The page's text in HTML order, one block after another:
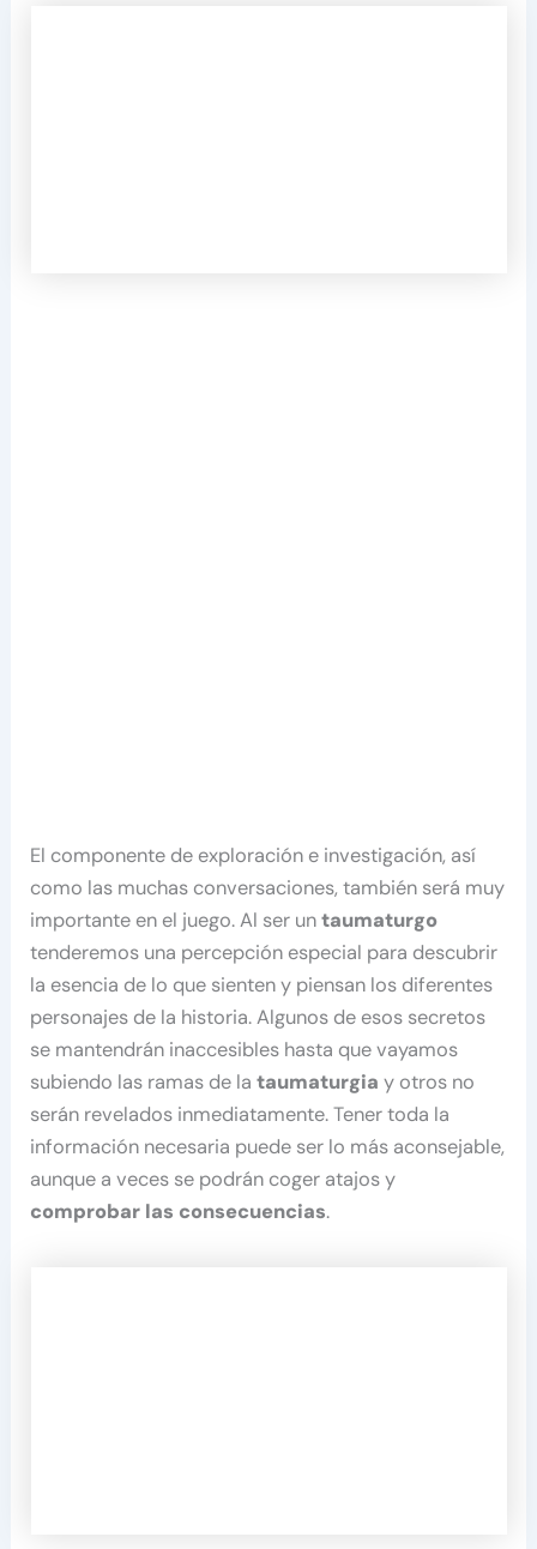
El componente de exploración e investigación, así
como las muchas conversaciones, también será muy
importante en el juego. Al ser untaumaturgo
tenderemos una percepción especial para descubrir
la esencia de lo que sienten y piensan los diferentes
personajes de la historia. Algunos de esos secretos
se mantendrán inaccesibles hasta que vayamos
subiendo las ramas de lataumaturgia y otros no
serán revelados inmediatamente. Tener toda la
información necesaria puede ser lo más aconsejable,
aunque a veces se podrán coger atajos y
comprobar las consecuencias.